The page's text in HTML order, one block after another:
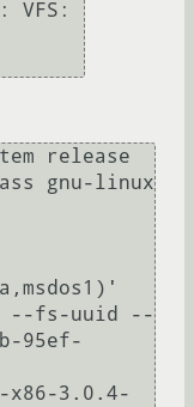
VFS:
release
gnu-linux
95ef-